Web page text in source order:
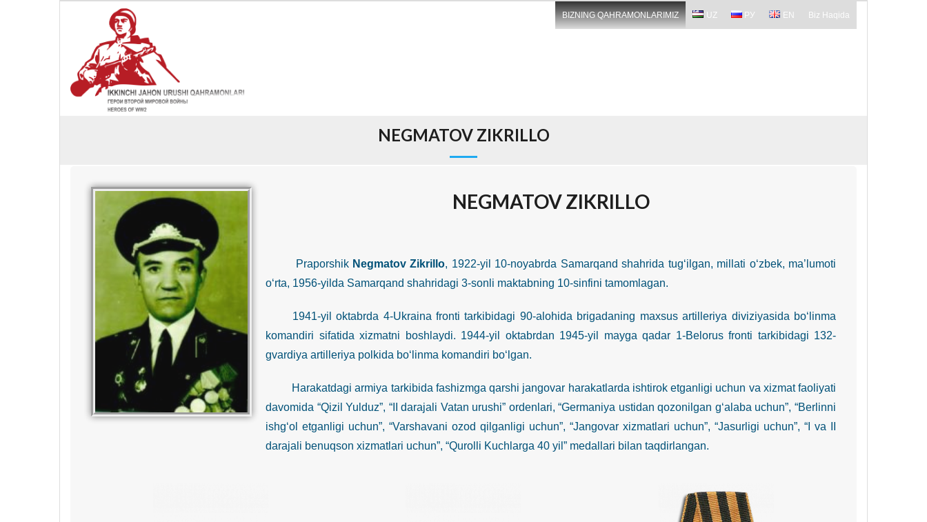
BIZNING QAHRAMONLARIMIZ UZ РУ EN Biz Haqida
NEGMATOV ZIKRILLO
NEGMATOV ZIKRILLO
PraporshikNegmatov Zikrillo, 1922-yil 10-noyabrda Samarqand shahrida tug‘ilgan, millati o‘zbek, ma’lumoti
o‘rta, 1956-yilda Samarqand shahridagi 3-sonli maktabning 10-sinfini tamomlagan.
1941-yil oktabrda 4-Ukraina fronti tarkibidagi 90-alohida brigadaning maxsus artilleriya diviziyasida bo‘linma
komandiri sifatida xizmatni boshlaydi. 1944-yil oktabrdan 1945-yil mayga qadar 1-Belorus fronti tarkibidagi 132-
gvardiya artilleriya polkida bo‘linma komandiri bo‘lgan.
Harakatdagi armiya tarkibida fashizmga qarshi jangovar harakatlarda ishtirok etganligi uchun va xizmat faoliyati
davomida “Qizil Yulduz”, “II darajali Vatan urushi” ordenlari, “Germaniya ustidan qozonilgan g‘alaba uchun”, “Berlinni
ishg‘ol etganligi uchun”, “Varshavani ozod qilganligi uchun”, “Jangovar xizmatlari uchun”, “Jasurligi uchun”, “I va II
darajali benuqson xizmatlari uchun”, “Qurolli Kuchlarga 40 yil” medallari bilan taqdirlangan.